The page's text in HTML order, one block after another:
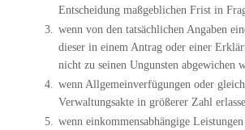
Entscheidung maßgeblichen Frist in
wenn von den tatsächlichen Angaben
dieser in einem Antrag oder einer
nicht zu seinen Ungunsten abgewichen
wenn Allgemeinverfügungen oder
Verwaltungsakte in größerer Zahl
wenn einkommensabhängige